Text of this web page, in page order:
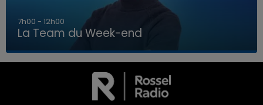
LA TEAM DU WEEK-END
7h00 - 12h00
La Team du Week-end